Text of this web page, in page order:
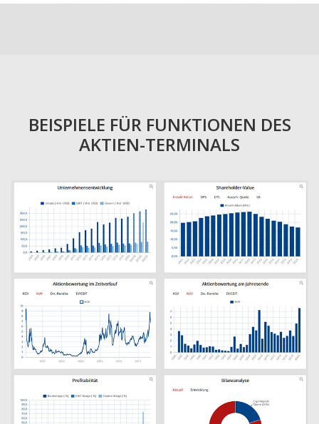
BEISPIELE FÜR FUNKTIONEN DES
AKTIEN-TERMINALS